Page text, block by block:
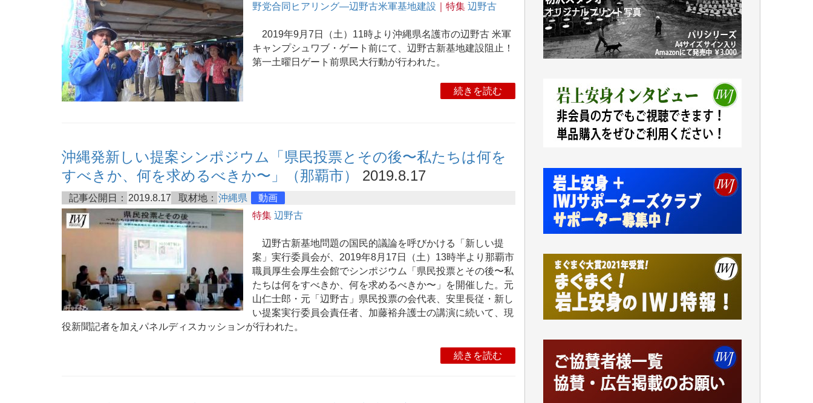
野党合同ヒアリング―辺野古米軍基地建設 ｜特集 辺野古
2019年9月7日（土）11時より沖縄県名護市の辺野古 米軍
キャンプシュワブ・ゲート前にて、辺野古新基地建設阻止！
第一土曜日ゲート前県民大行動が行われた。
続きを読む
沖縄発新しい提案シンポジウム「県民投票とその後〜私たちは何を
すべきか、何を求めるべきか〜」（那覇市）
2019.8.17
記事公開日： 2019.8.17 取材地： 沖縄県
動画
特集 辺野古
辺野古新基地問題の国民的議論を呼びかける「新しい提
案」実行委員会が、2019年8月17日（土）13時半より那覇市
職員厚生会厚生会館でシンポジウム「県民投票とその後〜私
たちは何をすべきか、何を求めるべきか〜」を開催した。元
山仁士郎・元「辺野古」県民投票の会代表、安里長従・新し
い提案実行委員会責任者、加藤裕弁護士の講演に続いて、現
役新聞記者を加えパネルディスカッションが行われた。
続きを読む
井出 隆太 様
及川昭男 様
岩井祐子 様
藤田英之 様
小池説夫 様
アオキカナメ 様
諸般の事情によりIWJ会費払えず今は非会員
われるのはあまりにもったいない。少しでも
お役立てください。（H.O.様）
今日、僅かですがカンパしました。（T.M.
様）
今日、僅かですがカンパしました。IWJの危
機を乗り切るには到底及ばない額ですが病気
の妻を抱えている私にとっては精一杯のカン
パです。
かねてよりIWJが発してきた膨大な取材記事
ューは大袈裟ではなく、極めて重要な知的財
産だと思っています。
Windows7の頃はIWJの動画もRealPlayerで録
画できて、かなりの動画をDVDに焼きこんで